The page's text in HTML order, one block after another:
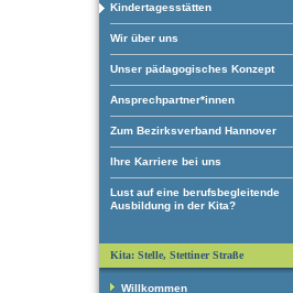
Kindertagesstätten
Wir über uns
Unser pädagogisches Konzept
Ansprechpartner*innen
Zum Bezirksverband Hannover
Ihre Karriere bei uns
Lust auf eine berufsbegleitende
Ausbildung in der Kita?
Kita: Stelle, Stettiner Straße
Willkommen